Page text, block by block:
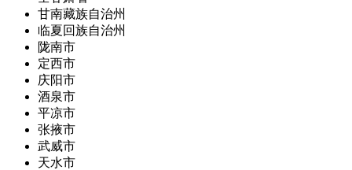
甘南藏族自治州
临夏回族自治州
陇南市
定西市
庆阳市
酒泉市
平凉市
张掖市
武威市
天水市